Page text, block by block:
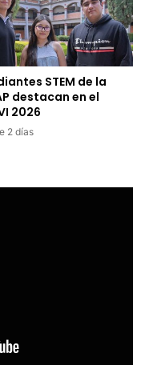
STEM de la
destacan en el
2026
2 días